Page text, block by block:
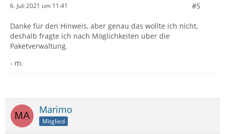
6. Juli 2021 um 11:41 #5
Danke für den Hinweis, aber genau das wollte ich nicht,
deshalb fragte ich nach Möglichkeiten über die
Paketverwaltung.
- m.
Marimo
Mitglied